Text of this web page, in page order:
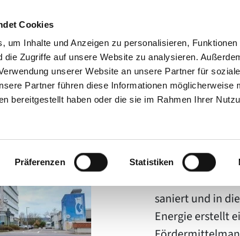
Cookies
um Inhalte und Anzeigen zu personalisieren,
die Zugriffe auf unsere Website zu analysieren.
unserer Website an unsere Partner für
Partner führen diese Informationen möglicherweise
bereitgestellt haben oder die sie im Rahmen Ihrer
Präferenzen StatistikenFassade
saniert und in
Energie erstellt